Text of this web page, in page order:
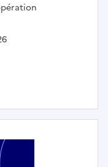
de communication